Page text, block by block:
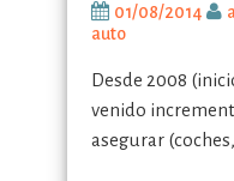
01/08/2014
auto
Desde 2008
venido
asegurar